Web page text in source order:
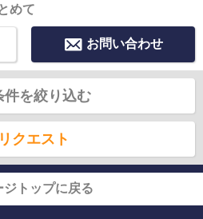
めて
お問い合わせ
件を絞り込む
クエスト
ジトップに戻る